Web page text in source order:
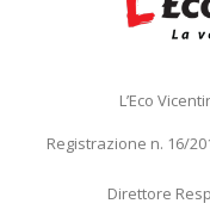
L’Eco
Registrazione n. 16/
Direttore